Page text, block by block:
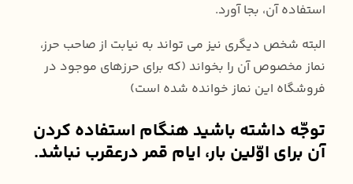
استفاده آن، بجا آورد.
البته شخص دیگری نیز می تواند به نیابت از صاحب حرز،
نماز مخصوص آن را بخواند (که برای حرزهای موجود در
فروشگاه این نماز خوانده شده است)
توجّه داشته باشید هنگام استفاده کردن
آن برای اوّلین بار، ایام قمر درعقرب نباشد.